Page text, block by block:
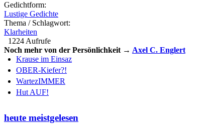
Gedichtform:
Lustige Gedichte
Thema / Schlagwort:
Klarheiten
1224 Aufrufe
Noch mehr von der Persönlichkeit → Axel C. Englert
Krause im Einsaz
OBER-Kiefer?!
WartezIMMER
Hut AUF!
heute meistgelesen